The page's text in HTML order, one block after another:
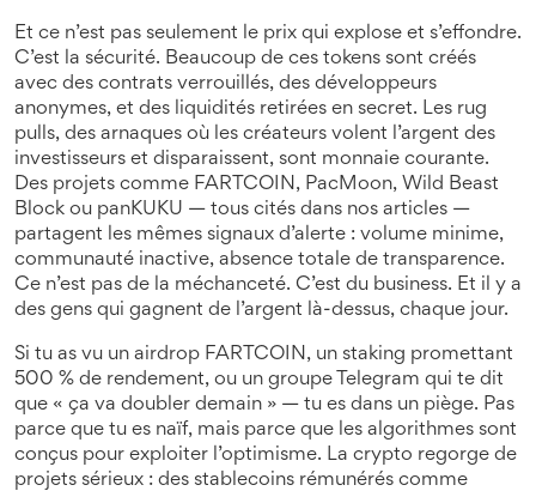
Et ce n’est pas seulement le prix qui explose et s’effondre.
C’est la sécurité. Beaucoup de ces tokens sont créés
avec des contrats verrouillés, des développeurs
anonymes, et des liquidités retirées en secret. Les rug
pulls, des arnaques où les créateurs volent l’argent des
investisseurs et disparaissent, sont monnaie courante.
Des projets comme FARTCOIN, PacMoon, Wild Beast
Block ou panKUKU — tous cités dans nos articles —
partagent les mêmes signaux d’alerte : volume minime,
communauté inactive, absence totale de transparence.
Ce n’est pas de la méchanceté. C’est du business. Et il y a
des gens qui gagnent de l’argent là-dessus, chaque jour.
Si tu as vu un airdrop FARTCOIN, un staking promettant
500 % de rendement, ou un groupe Telegram qui te dit
que « ça va doubler demain » — tu es dans un piège. Pas
parce que tu es naïf, mais parce que les algorithmes sont
conçus pour exploiter l’optimisme. La crypto regorge de
projets sérieux : des stablecoins rémunérés comme